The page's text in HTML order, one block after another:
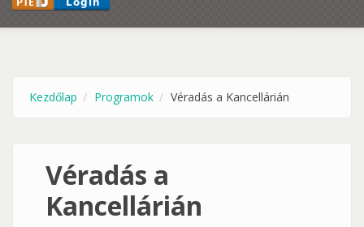
Kezdőlap Programok Véradás a Kancellárián
Véradás a
Kancellárián